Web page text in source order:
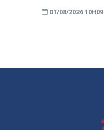
01/08/2026 10H09